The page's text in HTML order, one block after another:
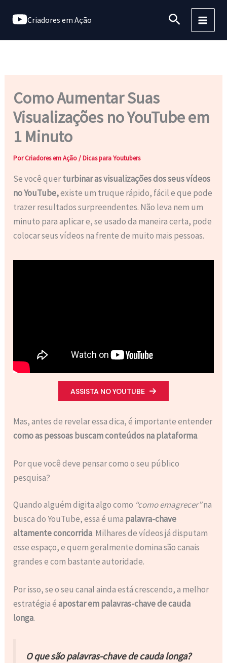
para
Criadores em Ação Pesquisar
Como Aumentar Suas
Visualizações no YouTube em
1 Minuto
PorCriadores em Ação/Dicas para Youtubers
Se você querturbinar as visualizações dos seus vídeos
no YouTube,existe um truque rápido, fácil e que pode
trazer resultados surpreendentes. Não leva nem um
minuto para aplicar e, se usado da maneira certa, pode
colocar seus vídeos na frente de muito mais pessoas.
ASSISTA NO YOUTUBE
Mas, antes de revelar essa dica, é importante entender
como as pessoas buscam conteúdos na plataforma.
Por que você deve pensar como o seu público
pesquisa?
Quando alguém digita algo como “como emagrecer”na
busca do YouTube, essa é uma palavra-chave
altamente concorrida. Milhares de vídeos já disputam
esse espaço, e quem geralmente domina são canais
grandes e com bastante autoridade.
Por isso, se o seu canal ainda está crescendo, a melhor
estratégia éapostar em palavras-chave de cauda
longa.
O que são palavras-chave de cauda longa?